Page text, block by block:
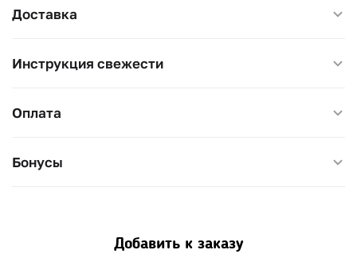
Размер 25×25 см, высота 30 см.
Доставка
Инструкция свежести
Оплата
Бонусы
Добавить к заказу